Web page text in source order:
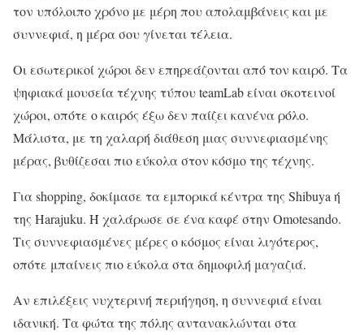
τον υπόλοιπο χρόνο με μέρη που απολαμβάνεις και με
συννεφιά, η μέρα σου γίνεται τέλεια.
Οι εσωτερικοί χώροι δεν επηρεάζονται από τον καιρό. Τα
ψηφιακά μουσεία τέχνης τύπου teamLab είναι σκοτεινοί
χώροι, οπότε ο καιρός έξω δεν παίζει κανένα ρόλο.
Μάλιστα, με τη χαλαρή διάθεση μιας συννεφιασμένης
μέρας, βυθίζεσαι πιο εύκολα στον κόσμο της τέχνης.
Για shopping, δοκίμασε τα εμπορικά κέντρα της Shibuya ή
της Harajuku. Ή χαλάρωσε σε ένα καφέ στην Omotesando.
Τις συννεφιασμένες μέρες ο κόσμος είναι λιγότερος,
οπότε μπαίνεις πιο εύκολα στα δημοφιλή μαγαζιά.
Αν επιλέξεις νυχτερινή περιήγηση, η συννεφιά είναι
ιδανική. Τα φώτα της πόλης αντανακλώνται στα